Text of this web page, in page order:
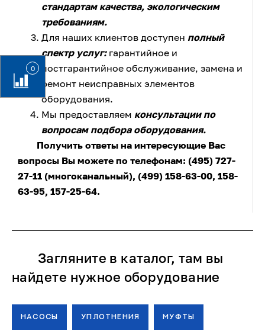
0
стандартам качества, экологическим
требованиям.
Для наших клиентов доступен полный
спектр услуг: гарантийное и
постгарантийное обслуживание, замена и
ремонт неисправных элементов
оборудования.
Мы предоставляем консультации по
вопросам подбора оборудования.
Получить ответы на интересующие Вас
вопросы Вы можете по телефонам: (495) 727-
27-11 (многоканальный), (499) 158-63-00, 158-
63-95, 157-25-64.
Загляните в каталог, там вы
найдете нужное оборудование
НАСОСЫ УПЛОТНЕНИЯ МУФТЫ